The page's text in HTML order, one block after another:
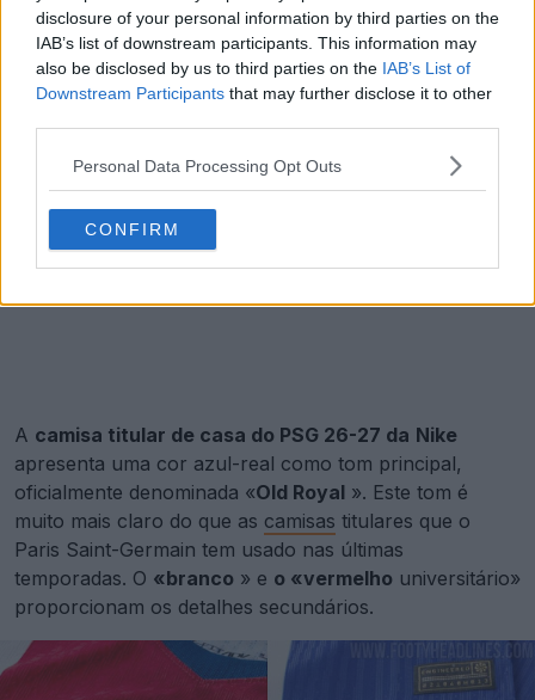
disclosure of your personal information by third parties on the
IAB’s list of downstream participants. This information may
also be disclosed by us to third parties on the IAB’s List of
Downstream Participants that may further disclose it to other
Personal Data Processing Opt Outs
CONFIRM
A camisa titular de casa do PSG 26-27 da Nike
apresenta uma cor azul-real como tom principal,
oficialmente denominada «Old Royal ». Este tom é
muito mais claro do que as camisas titulares que o
Paris Saint-Germain tem usado nas últimas
temporadas. O «branco » e o «vermelho universitário»
proporcionam os detalhes secundários.